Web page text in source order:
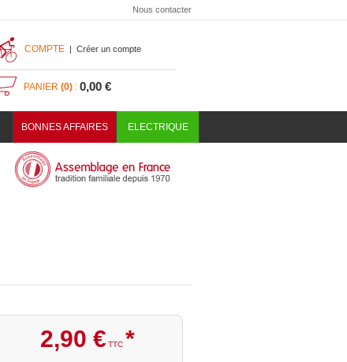
Nous contacter
COMPTE | Créer un compte
PANIER (0) : 0,00 €
BONNES AFFAIRES ELECTRIQUE
2,90 € TTC *